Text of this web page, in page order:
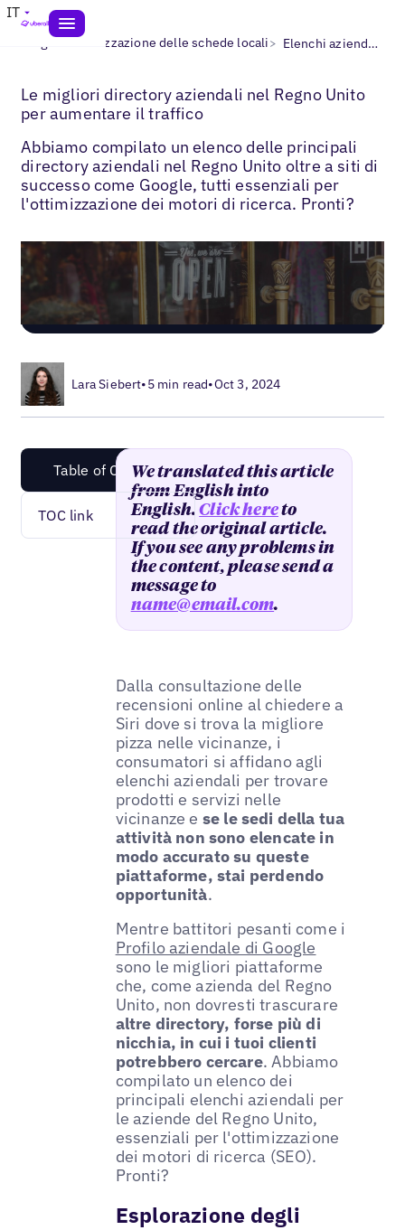
IT
Blogs> Ottimizzazione delle schede locali> Elenchi aziendali nel Regno Unito
Le migliori directory aziendali nel Regno Unito
per aumentare il traffico
Abbiamo compilato un elenco delle principali
directory aziendali nel Regno Unito oltre a siti di
successo come Google, tutti essenziali per
l'ottimizzazione dei motori di ricerca. Pronti?
Lara Siebert•5 min read•Oct 3, 2024
Table of Content
TOC link
We translated this article
from English into
English.Click hereto
read the original article.
If you see any problems in
the content, please send a
message to
name@email.com.
Dalla consultazione delle
recensioni online al chiedere a
Siri dove si trova la migliore
pizza nelle vicinanze, i
consumatori si affidano agli
elenchi aziendali per trovare
prodotti e servizi nelle
vicinanze e se le sedi della tua
attività non sono elencate in
modo accurato su queste
piattaforme, stai perdendo
opportunità.
Mentre battitori pesanti come i
Profilo aziendale di Google
sono le migliori piattaforme
che, come azienda del Regno
Unito, non dovresti trascurare
altre directory, forse più di
nicchia, in cui i tuoi clienti
potrebbero cercare. Abbiamo
compilato un elenco dei
principali elenchi aziendali per
le aziende del Regno Unito,
essenziali per l'ottimizzazione
dei motori di ricerca (SEO).
Pronti?
Esplorazione degli